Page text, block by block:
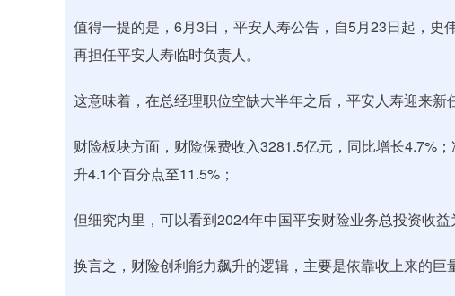
值得一提的是，6月3日，平安人寿公告，自5月23日起，史
再担任平安人寿临时负责人。
这意味着，在总经理职位空缺大半年之后，平安人寿迎来新
财险板块方面，财险保费收入3281.5亿元，同比增长4.7%
升4.1个百分点至11.5%；
但细究内里，可以看到2024年中国平安财险业务总投资收益
换言之，财险创利能力飙升的逻辑，主要是依靠收上来的巨